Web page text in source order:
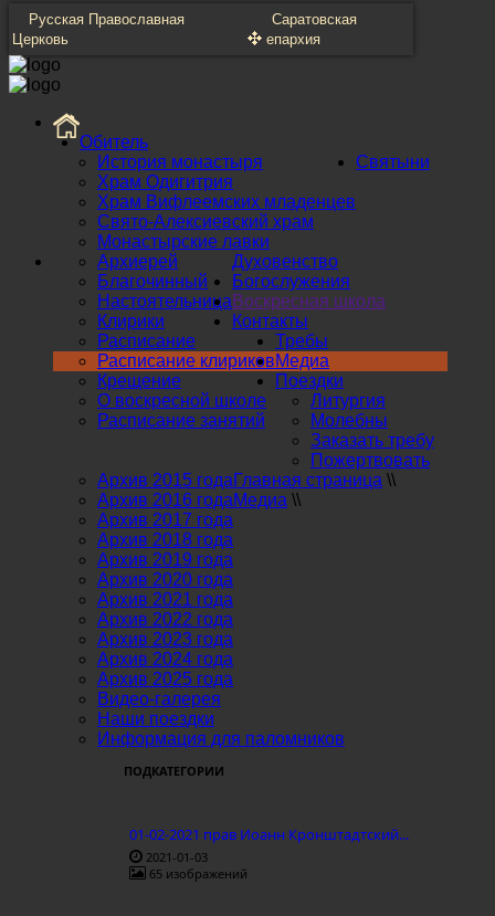
Русская Православная
Церковь
Саратовская
епархия
Обитель
История монастыря
Храм Одигитрия
Храм Вифлеемских младенцев
Свято-Алексиевский храм
Монастырские лавки
Святыни
Духовенство
Архиерей
Благочинный
Настоятельница
Клирики
Богослужения
Расписание
Расписание клириков
Крещение
Воскресная школа
О воскресной школе
Расписание занятий
Контакты
Требы
Литургия
Молебны
Заказать требу
Пожертвовать
Медиа
Архив 2015 года
Архив 2016 года
Архив 2017 года
Архив 2018 года
Архив 2019 года
Архив 2020 года
Архив 2021 года
Архив 2022 года
Архив 2023 года
Архив 2024 года
Архив 2025 года
Видео-галерея
Поездки
Наши поездки
Информация для паломников
Главная страница \\
Медиа \\
ПОДКАТЕГОРИИ
01-02-2021 прав Иоанн Кронштадтский...
2021-01-03
65 изображений